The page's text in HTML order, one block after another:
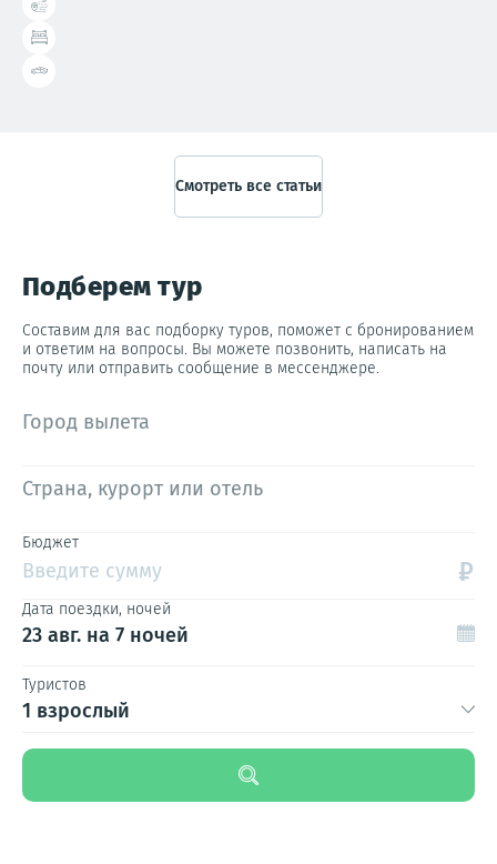
Справочник туриста
Смотреть все статьи
Подберем тур
Составим для вас подборку туров, поможет с бронированием
и ответим на вопросы. Вы можете позвонить, написать на
почту или отправить сообщение в мессенджере.
Город вылета
Страна, курорт или отель
Бюджет
Введите сумму ₽
Дата поездки, ночей
23 авг. на 7 ночей
Туристов
1 взрослый